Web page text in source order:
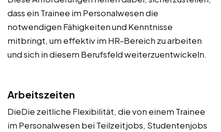
dass ein Trainee im Personalwesen die
notwendigen Fähigkeiten und Kenntnisse
mitbringt, um effektiv im HR-Bereich zu arbeiten
und sich in diesem Berufsfeld weiterzuentwickeln.
Arbeitszeiten
DieDie zeitliche Flexibilität, die von einem Trainee
im Personalwesen bei Teilzeitjobs, Studentenjobs